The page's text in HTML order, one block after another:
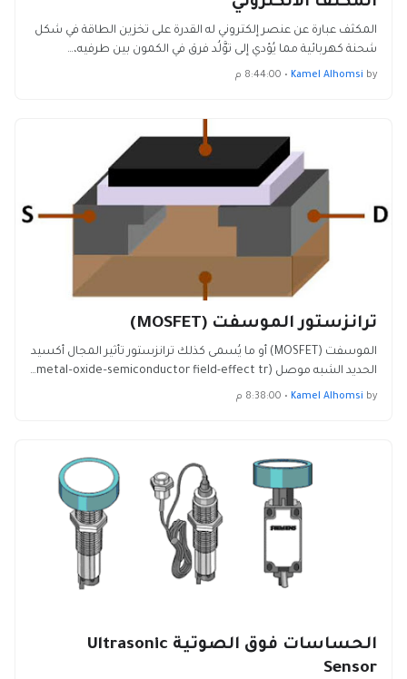
المكثف عبارة عن عنصر إلكتروني له القدرة على تخزين الطاقة في شكل
شحنة كهربائية مما يُؤدي إلى توَّلُد فرق في الكمون بين طرفيه،…
by
Kamel Alhomsi
• 8:44:00 م
ترانزستور الموسفت (MOSFET)
الموسفت (MOSFET) أو ما يُسمى كذلك ترانزستور تأثير المجال أكسيد
الحديد الشبه موصل (metal–oxide–semiconductor field-effect tr…
by
Kamel Alhomsi
• 8:38:00 م
الحساسات فوق الصوتية Ultrasonic
Sensor